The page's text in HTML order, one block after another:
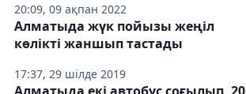
20:09, 09 ақпан 2022
17:37, 29 шілде 2019
Алматыда жүк пойызы жеңіл
көлікті жаншып тастады
Алматыда екі автобус соғылып, 20